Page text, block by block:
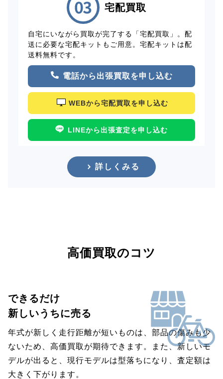
宅配買取
自宅にいながら買取が完了する「宅配買取」。配
送に必要な宅配キットもご用意。宅配キットは配
送料無料です。
電話から出張買取を申し込む
WEBから宅配買取を申し込む
LINEから出張査定を申し込む
詳しくみる
高価買取のコツ
できるだけ
新しいうちに売る
年式が新しく走行距離が短いものは、部品の傷みも少
ないため、高価買取が期待できます。また、新しいモ
デルが出ると、現行モデルは型落ちになり、査定額は
大きく下がります。